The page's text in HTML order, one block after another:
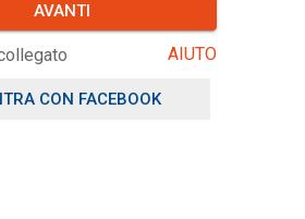
AVANTI
AIUTO
CON FACEBOOK